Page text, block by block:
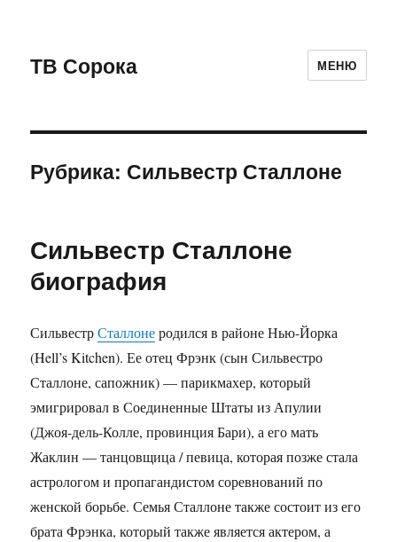
ТВ Сорока МЕНЮ
Рубрика: Сильвестр Сталлоне
Сильвестр Сталлоне
биография
СильвестрСталлонеродился в районе Нью-Йорка
(Hell’s Kitchen). Ее отец Фрэнк (сын Сильвестро
Сталлоне, сапожник) — парикмахер, который
эмигрировал в Соединенные Штаты из Апулии
(Джоя-дель-Колле, провинция Бари), а его мать
Жаклин — танцовщица / певица, которая позже стала
астрологом и пропагандистом соревнований по
женской борьбе. Семья Сталлоне также состоит из его
брата Фрэнка, который также является актером, а